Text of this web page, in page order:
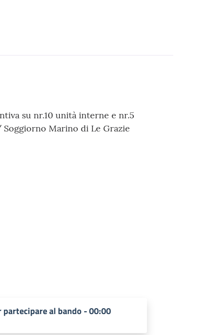
su nr.10 unità interne e nr.5
Marino di Le Grazie
al bando - 00:00